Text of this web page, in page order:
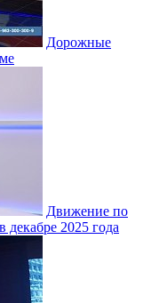
Дорожные
Движение по
декабре 2025 года